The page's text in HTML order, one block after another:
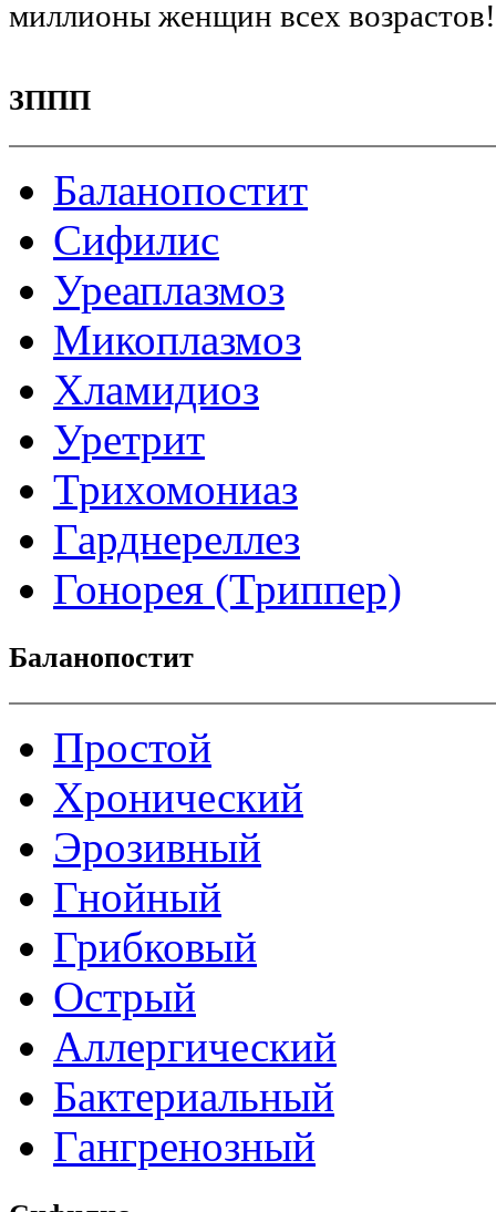
миллионы женщин всех
ЗППП
Баланопостит
Сифилис
Уреаплазмоз
Микоплазмоз
Хламидиоз
Уретрит
Трихомониаз
Гарднереллез
Гонорея (Триппер)
Баланопостит
Простой
Хронический
Эрозивный
Гнойный
Грибковый
Острый
Аллергический
Бактериальный
Гангренозный